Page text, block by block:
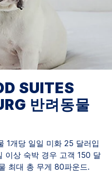
SUITES
반려동물
1개당 일일 미화 25 달러입
이상 숙박 경우 고객 150 달
최대 총 무게 80파운드.